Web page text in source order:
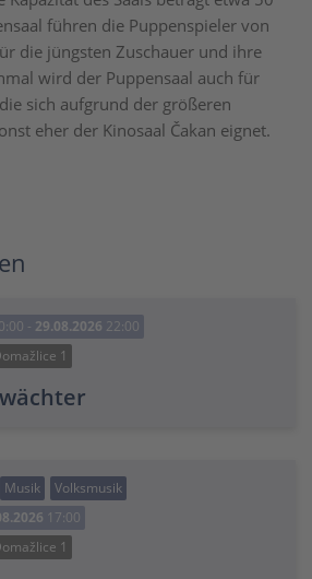
führen die Puppenspieler von
die jüngsten Zuschauer und ihre
wird der Puppensaal auch für
sich aufgrund der größeren
eher der Kinosaal Čakan eignet.
- 29.08.2026 22:00
1
Musik
Volksmusik
17:00
1